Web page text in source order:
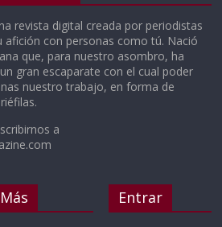
revista digital creada por periodistas
afición con personas como tú. Nació
que, para nuestro asombro, ha
gran escaparate con el cual poder
nuestro trabajo, en forma de
a
Más Entrar